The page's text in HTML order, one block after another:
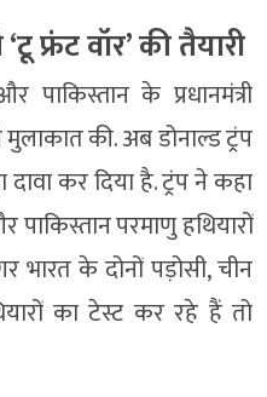
फ्रंट वॉर’ की तैयारी
के प्रधानमंत्री
की. अब डोनाल्ड ट्रंप
कर दिया है. ट्रंप ने कहा
पाकिस्तान परमाणु हथियारों
के दोनों पड़ोसी, चीन
का टेस्ट कर रहे हैं तो